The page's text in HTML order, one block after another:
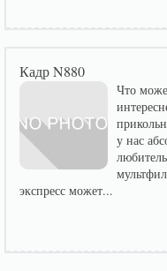
Кадр N880
Что
у нас
экспресс может...